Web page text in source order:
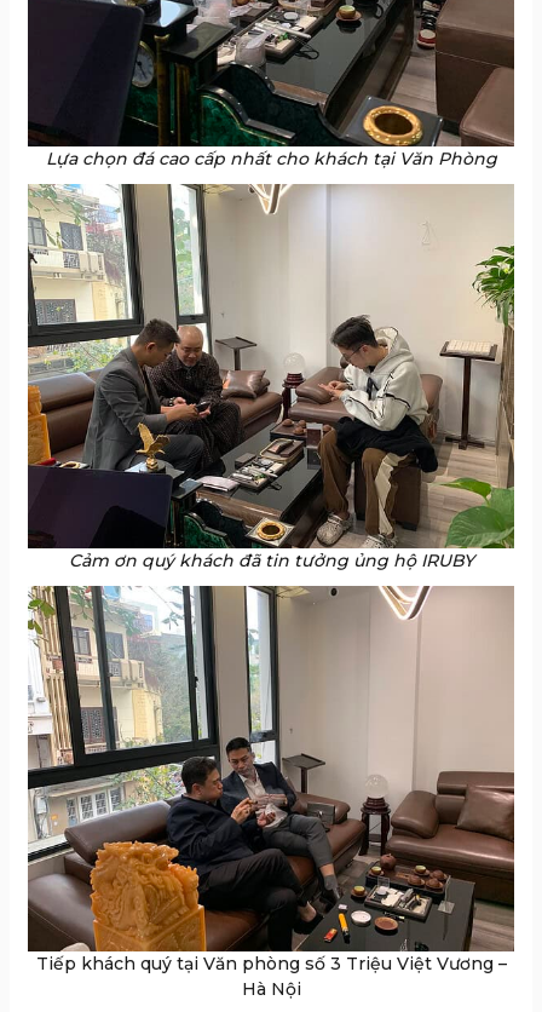
Lựa chọn đá cao cấp nhất cho khách tại Văn Phòng
Cảm ơn quý khách đã tin tưởng ủng hộ IRUBY
Tiếp khách quý tại Văn phòng số 3 Triệu Việt Vương –
Hà Nội